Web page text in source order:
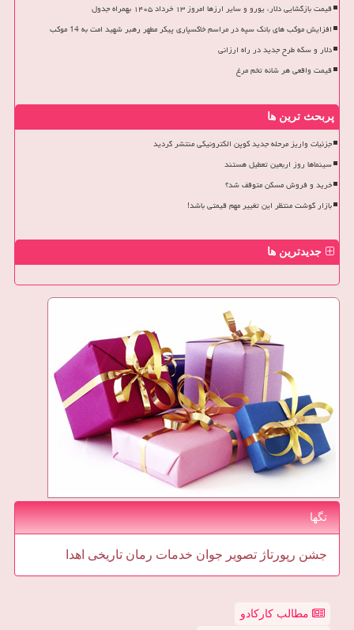
قیمت بازگشایی دلار، یورو و سایر ارزها امروز ۱۳ خرداد ۱۴۰۵ بهمراه جدول
افزایش موکب های بانک سپه در مراسم خاکسپاری پیکر مطهر رهبر شهید امت به 14 موکب
دلار و سکه طرح جدید در راه ارزانی
قیمت واقعی هر شانه تخم مرغ
پربحث ترین ها
جزئیات واریز مرحله جدید کوپن الکترونیکی منتشر گردید
سینماها روز اربعین تعطیل هستند
خرید و فروش مسکن متوقف شد؟
بازار گوشت منتظر این تغییر مهم قیمتی باشد!
جدیدترین ها
تگها
جشن رپورتاژ تصویر جوان خدمات رمان تاریخی اهدا
مطالب کارکادو